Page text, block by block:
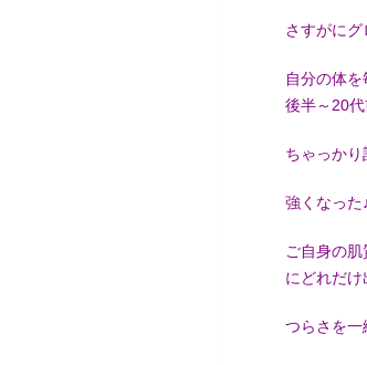
さすがにグ
自分の体
後半～20代
ちゃっかり
強くなった
ご自身の
にどれだけ
つらさを一